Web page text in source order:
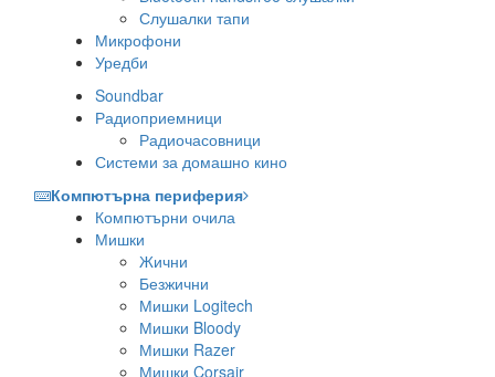
Слушалки тапи
Микрофони
Уредби
Soundbar
Радиоприемници
Радиочасовници
Системи за домашно кино
Компютърна периферия
Компютърни очила
Мишки
Жични
Безжични
Мишки Logitech
Мишки Bloody
Мишки Razer
Мишки Corsair